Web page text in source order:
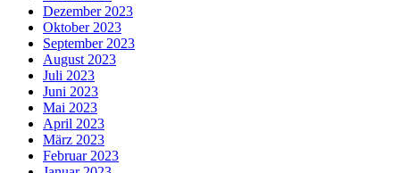
Dezember 2023
Oktober 2023
September 2023
August 2023
Juli 2023
Juni 2023
Mai 2023
April 2023
März 2023
Februar 2023